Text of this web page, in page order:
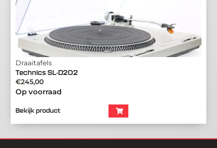
Draaitafels
Technics SL-D202
€245,00
Op voorraad
Bekijk product